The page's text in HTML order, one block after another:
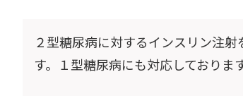
２型糖尿病に対するインスリン注
す。１型糖尿病にも対応しておりま